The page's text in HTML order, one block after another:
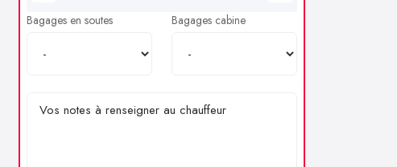
Bagages en soutes Bagages cabine